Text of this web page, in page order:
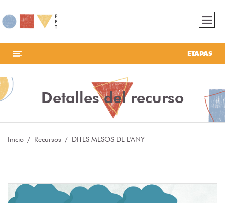
ETAPAS
Detalles del recurso
Inicio Recursos DITES MESOS DE L'ANY